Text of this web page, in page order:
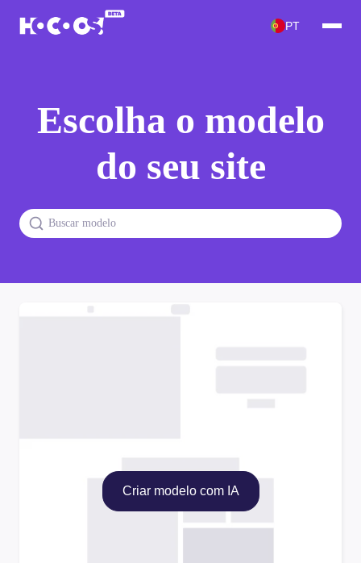
PT
Escolha o modelo
do seu site
Criar modelo com IA